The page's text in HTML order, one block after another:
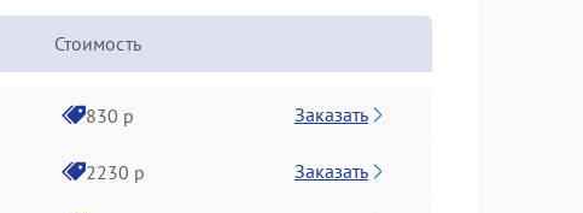
Стоимость
830 р Заказать
2230 р Заказать